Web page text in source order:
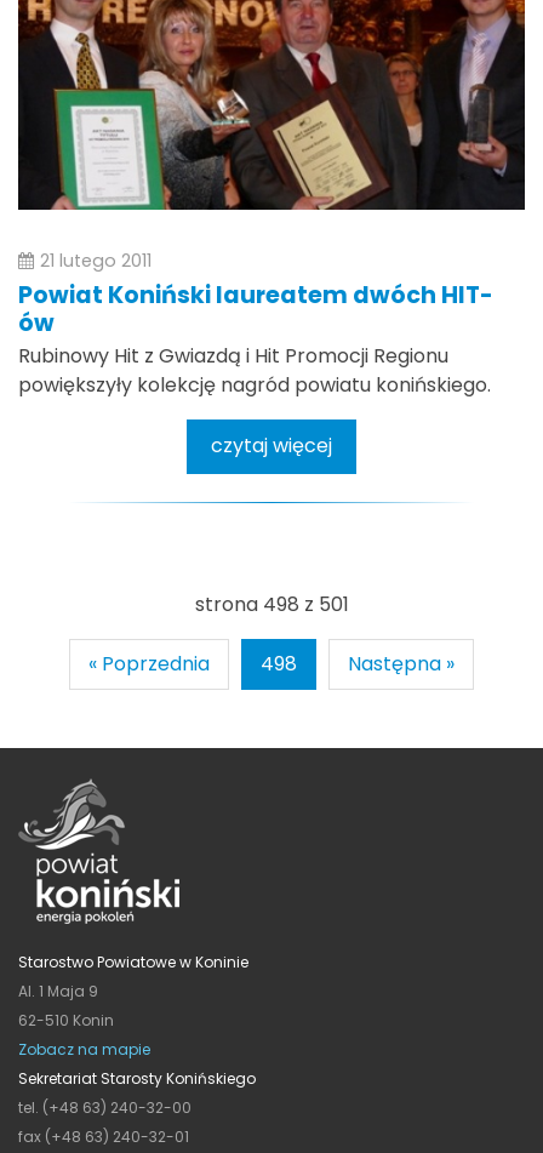
21 lutego 2011
Powiat Koniński laureatem dwóch HIT-
ów
Rubinowy Hit z Gwiazdą i Hit Promocji Regionu
powiększyły kolekcję nagród powiatu konińskiego.
czytaj więcej
strona 498 z 501
« Poprzednia 498 Następna »
Starostwo Powiatowe w Koninie
Al. 1 Maja 9
62-510 Konin
Zobacz na mapie
Sekretariat Starosty Konińskiego
tel. (+48 63) 240-32-00
fax (+48 63) 240-32-01